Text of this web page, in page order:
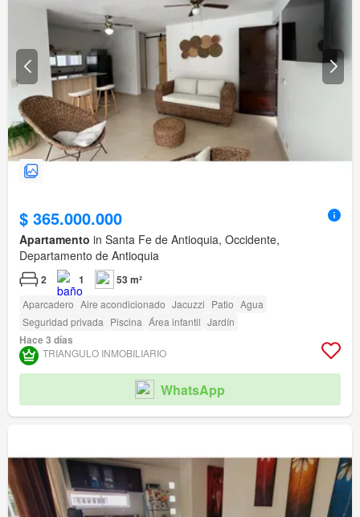
$ 365.000.000
Apartamento in Santa Fe de Antioquia, Occidente,
Departamento de Antioquia
2 1 53 m²
Aparcadero Aire acondicionado Jacuzzi Patio Agua
Seguridad privada Piscina Área infantil Jardín
Hace 3 días
TRIANGULO INMOBILIARIO
WhatsApp